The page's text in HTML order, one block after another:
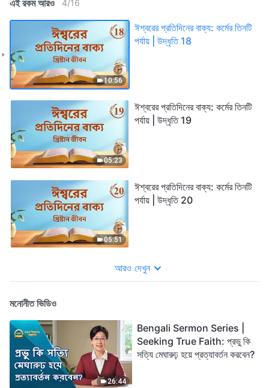
এই রকম আরও 4/16
10:56
ঈশ্বরের প্রতিদিনের বাক্য: কর্মের তিনটি
পর্যায় | উদ্ধৃতি 18
05:23
ঈশ্বরের প্রতিদিনের বাক্য: কর্মের তিনটি
পর্যায় | উদ্ধৃতি 19
05:51
ঈশ্বরের প্রতিদিনের বাক্য: কর্মের তিনটি
পর্যায় | উদ্ধৃতি 20
আরও দেখুন
মনোনীত ভিডিও
26:44
Bengali Sermon Series |
Seeking True Faith: প্রভু কি
সত্যি মেঘারুঢ় হয়ে প্রত্যাবর্তন করবেন?